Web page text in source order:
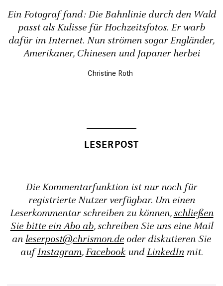
Ein Fotograf fand: Die Bahnlinie durch den Wald
passt als Kulisse für Hochzeitsfotos. Er warb
dafür im Internet. Nun strömen sogar Engländer,
Amerikaner, Chinesen und Japaner herbei
Christine Roth
Die Kommentarfunktion ist nur noch für
registrierte Nutzer verfügbar. Um einen
Leserkommentar schreiben zu können,schließen
Sie bitte ein Abo ab, schreiben Sie uns eine Mail
an leserpost@chrismon.de oder diskutieren Sie
aufInstagram,FacebookundLinkedInmit.